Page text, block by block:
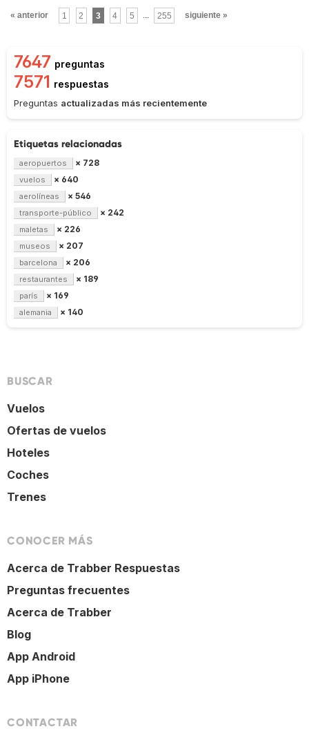
« anterior 1 2 3 4 5 ... 255 siguiente »
7647 preguntas
7571 respuestas
Preguntas actualizadas más recientemente
Etiquetas relacionadas
aeropuertos × 728
vuelos × 640
aerolíneas × 546
transporte-público × 242
maletas × 226
museos × 207
barcelona × 206
restaurantes × 189
parís × 169
alemania × 140
BUSCAR
Vuelos
Ofertas de vuelos
Hoteles
Coches
Trenes
CONOCER MÁS
Acerca de Trabber Respuestas
Preguntas frecuentes
Acerca de Trabber
Blog
App Android
App iPhone
CONTACTAR